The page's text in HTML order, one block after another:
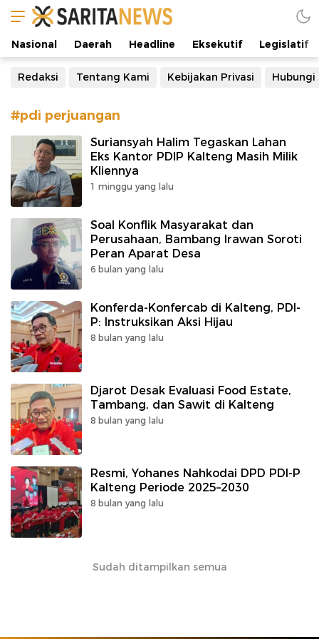
Manifestasi Arus Kebenaran
Nasional Daerah Headline Eksekutif Legislatif
Redaksi Tentang Kami Kebijakan Privasi Hubungi
#pdi perjuangan
Suriansyah Halim Tegaskan Lahan
Eks Kantor PDIP Kalteng Masih Milik
Kliennya
1 minggu yang lalu
Soal Konflik Masyarakat dan
Perusahaan, Bambang Irawan Soroti
Peran Aparat Desa
6 bulan yang lalu
Konferda-Konfercab di Kalteng, PDI-
P: Instruksikan Aksi Hijau
8 bulan yang lalu
Djarot Desak Evaluasi Food Estate,
Tambang, dan Sawit di Kalteng
8 bulan yang lalu
Resmi, Yohanes Nahkodai DPD PDI-P
Kalteng Periode 2025–2030
8 bulan yang lalu
Sudah ditampilkan semua